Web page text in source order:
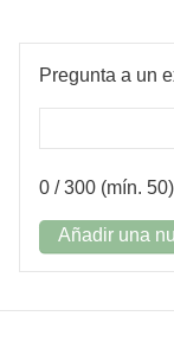
Pregunta a un
0 / 300 (mín. 50)
Añadir una